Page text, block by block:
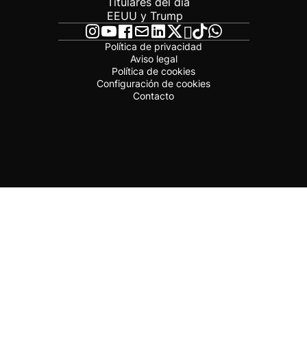
EEUU y Trump
Política de privacidad
Aviso legal
Política de cookies
Configuración de cookies
Contacto